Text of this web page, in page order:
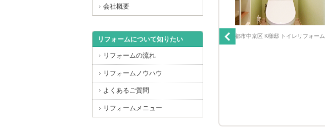
京都市中京区 K様邸 トイレリフォーム
会社概要
リフォームについて知りたい
リフォームの流れ
リフォームノウハウ
よくあるご質問
リフォームメニュー